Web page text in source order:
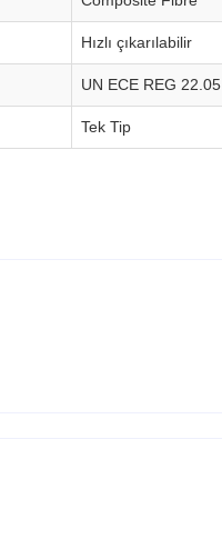
Hızlı çıkarılabilir
UN ECE REG 22.05
Tek Tip